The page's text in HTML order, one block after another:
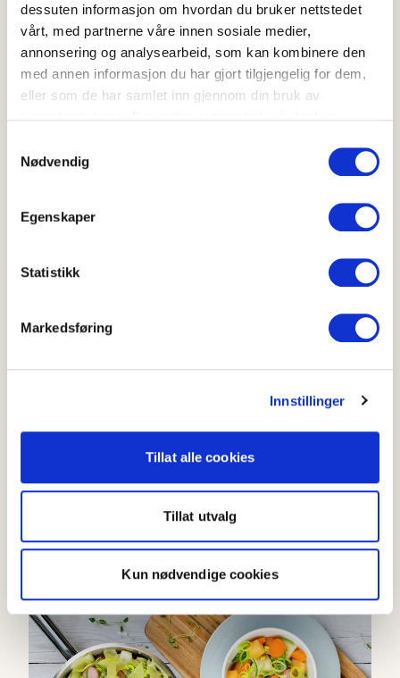
dessuten informasjon om hvordan du bruker nettstedet
vårt, med partnerne våre innen sosiale medier,
annonsering og analysearbeid, som kan kombinere den
med annen informasjon du har gjort tilgjengelig for dem,
eller som de har samlet inn gjennom din bruk av
Nødvendig
Egenskaper
Statistikk
Markedsføring
Innstillinger
Tillat alle cookies
Tillat utvalg
Kun nødvendige cookies
Burritos med kikerter
4 (6)
Kremet pasta med bacon og grønnsaker
4.2
Kremet pasta med bacon og grønnsaker
Oppskrifter med
rotgrønnsaker
Enkel gryte med rotgrønnsaker